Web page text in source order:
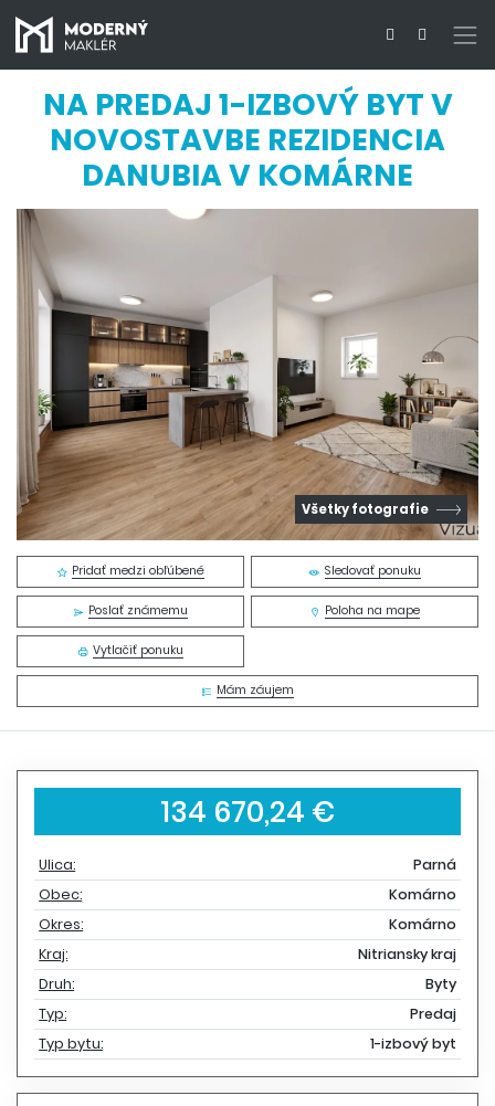
NA PREDAJ 1-IZBOVÝ BYT V
NOVOSTAVBE REZIDENCIA
DANUBIA V KOMÁRNE
Všetky fotografie
Pridať medzi obľúbené Sledovať ponuku
Poslať známemu Poloha na mape
Vytlačiť ponuku
Mám záujem
134 670,24 €
Ulica:
Parná
Obec:
Komárno
Okres:
Komárno
Kraj:
Nitriansky kraj
Druh:
Byty
Typ:
Predaj
Typ bytu:
1-izbový byt